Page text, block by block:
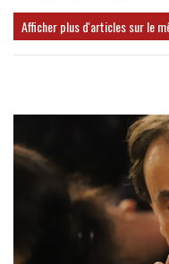
Afficher plus d'articles sur le